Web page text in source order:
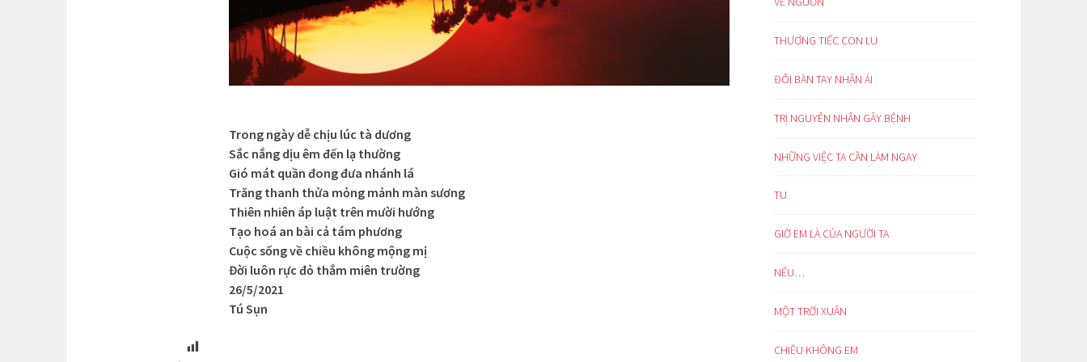
Trong ngày dễ chịu lúc tà dương
Sắc nắng dịu êm đến lạ thường
Gió mát quần đong đưa nhánh lá
Trăng thanh thửa mỏng mảnh màn sương
Thiên nhiên áp luật trên mười hướng
Tạo hoá an bài cả tám phương
Cuộc sống về chiều không mộng mị
Đời luôn rực đỏ thắm miên trường
26/5/2021
Tú Sụn
THƯƠNG TIẾC CON LU
ĐÔI BÀN TAY NHÂN ÁI
TRỊ NGUYÊN NHÂN GÂY BỆNH
NHỮNG VIỆC TA CẦN LÀM NGAY
TU
GIỜ EM LÀ CỦA NGƯỜI TA
NẾU…
MỘT TRỜI XUÂN
CHIỀU KHÔNG EM